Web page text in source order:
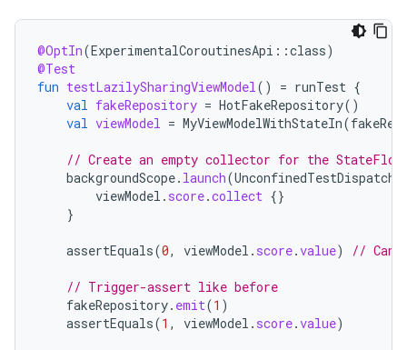
@OptIn(ExperimentalCoroutinesApi ::class)
@Test
fun testLazilySharingViewModel() = runTest {
val fakeRepository = HotFakeRepository()
val viewModel = MyViewModelWithStateIn(
// Create an empty collector for the StateFlow
backgroundScope. launch(
viewModel . score.collect {}
}
assertEquals(0, viewModel . score.value) // Can
// Trigger-assert like before
fakeRepository. emit(1 )
assertEquals(1 , viewModel . score.value)